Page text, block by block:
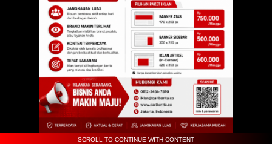
SCROLL TO CONTINUE WITH CONTENT